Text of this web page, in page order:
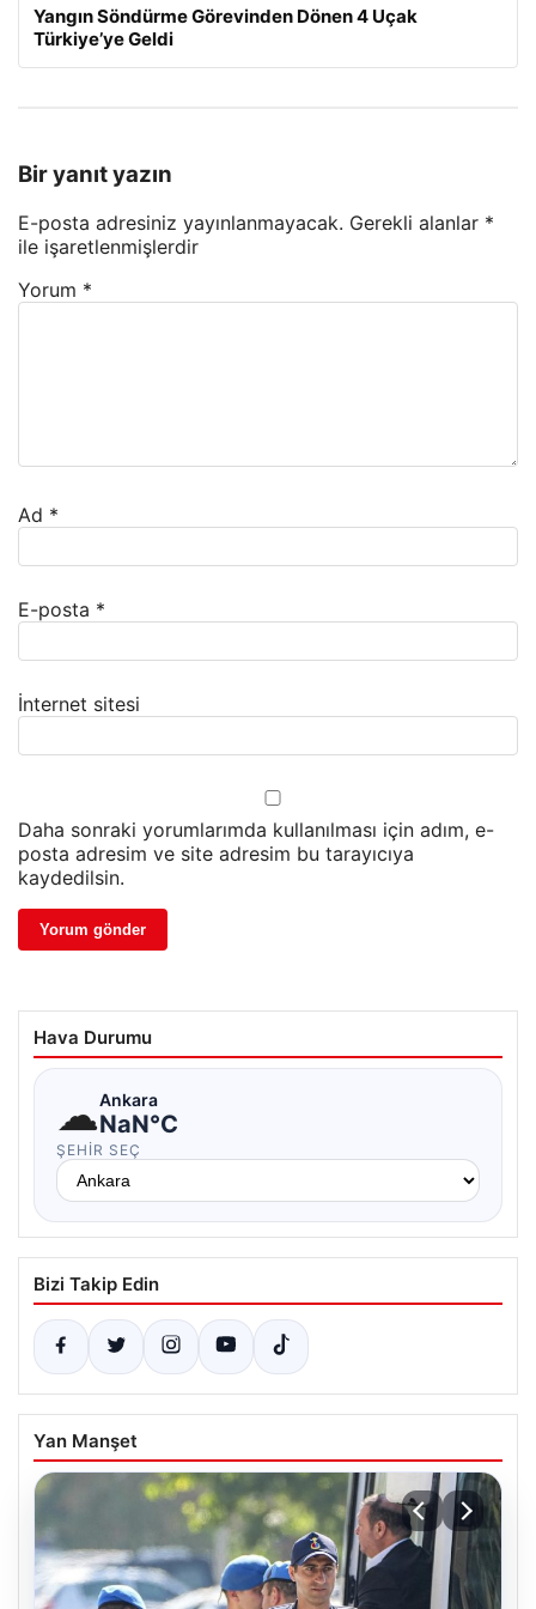
Yangın Söndürme Görevinden Dönen 4 Uçak
Türkiye’ye Geldi
Bir yanıt yazın
E-posta adresiniz yayınlanmayacak. Gerekli alanlar *
ile işaretlenmişlerdir
Yorum *
Ad *
E-posta *
İnternet sitesi
Daha sonraki yorumlarımda kullanılması için adım, e-
posta adresim ve site adresim bu tarayıcıya
kaydedilsin.
Hava Durumu
☁Ankara
NaN°C
ŞEHIR SEÇ
Bizi Takip Edin
Yan Manşet